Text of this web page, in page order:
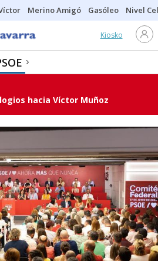
Merino Amigó Gasóleo Nivel
Kiosko
hacia Víctor Muñoz